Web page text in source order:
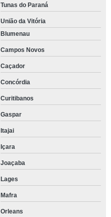
Tunas do Paraná
União da Vitória
Blumenau
Campos Novos
Caçador
Concórdia
Curitibanos
Gaspar
Itajai
Içara
Joaçaba
Lages
Mafra
Orleans